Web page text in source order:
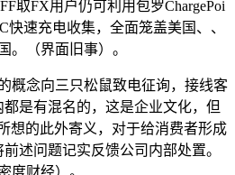
取FX用户仍可利用包罗ChargePoi
快速充电收集，全面笼盖美国、、
。（界面旧事）。
念向三只松鼠致电征询，接线客
是有混名的，这是企业文化，但
想的此外寄义，对于给消费者形成
述问题记实反馈公司内部处置。